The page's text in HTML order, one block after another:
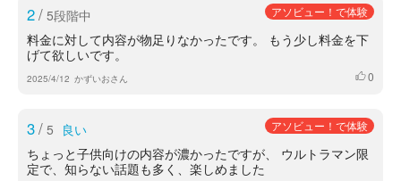
2/ 5段階中 アソビュー！で体験
料金に対して内容が物足りなかったです。 もう少し料金を下
げて欲しいです。
2025/4/12 かずいおさん いいね
0
3/ 5 良い アソビュー！で体験
ちょっと子供向けの内容が濃かったですが、 ウルトラマン限
定で、知らない話題も多く、楽しめました